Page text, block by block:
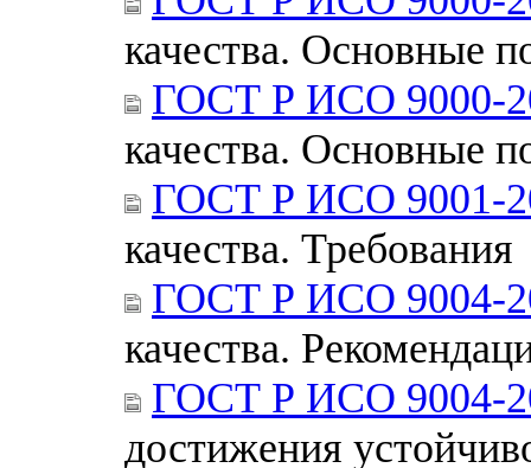
качества. Основные
ГОСТ Р ИСО 9000-
качества. Основные
ГОСТ Р ИСО 9001-
качества. Требования
ГОСТ Р ИСО 9004-
качества.
ГОСТ Р ИСО 9004-
достижения